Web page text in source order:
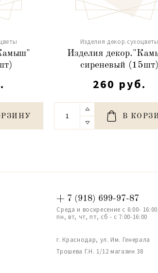
Изделия декор.сухоцветы
Изделия
сиреневый (15шт)
260 руб.
В
+ 7 (918) 699-97-87
Среда и воскресение с 6:00-
пн, вт, чт, пт, сб - с 7:00-16:00
г. Краснодар, ул. Им. Генерала
Трошева Г.Н. 1/12 магазин 38